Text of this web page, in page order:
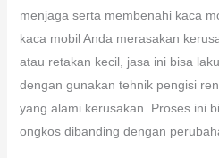
menjaga serta membenahi kaca
kaca mobil Anda merasakan
atau retakan kecil, jasa ini bisa
dengan gunakan tehnik pengisi
yang alami kerusakan. Proses ini
ongkos dibanding dengan